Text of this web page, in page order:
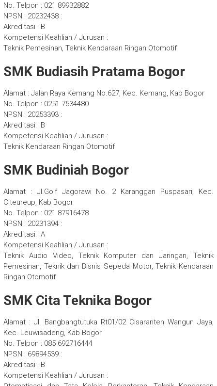
No. Telpon : 021 89932882
NPSN : 20232438 :
Akreditasi : B
Kompetensi Keahlian / Jurusan :
Teknik Pemesinan, Teknik Kendaraan Ringan Otomotif
SMK Budiasih Pratama Bogor
Alamat : Jalan Raya Kemang No.627, Kec. Kemang, Kab Bogor
No. Telpon : 0251 7534480
NPSN : 20253393 :
Akreditasi : B
Kompetensi Keahlian / Jurusan :
Teknik Kendaraan Ringan Otomotif
SMK Budiniah Bogor
Alamat : Jl.Golf Jagorawi No. 2 Karanggan Puspasari, Kec.
Citeureup, Kab Bogor
No. Telpon : 021 87916478
NPSN : 20231394 :
Akreditasi : A
Kompetensi Keahlian / Jurusan :
Teknik Audio Video, Teknik Komputer dan Jaringan, Teknik
Pemesinan, Teknik dan Bisnis Sepeda Motor, Teknik Kendaraan
Ringan Otomotif
SMK Cita Teknika Bogor
Alamat : Jl. Bangbangtutuka Rt01/02 Cisaranten Wangun Jaya,
Kec. Leuwisadeng, Kab Bogor
No. Telpon : 085 692716444
NPSN : 69894539 :
Akreditasi : B
Kompetensi Keahlian / Jurusan :